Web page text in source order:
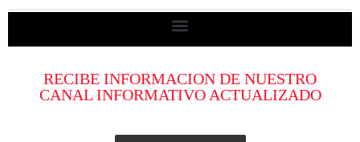
RECIBE INFORMACION DE NUESTRO
CANAL INFORMATIVO ACTUALIZADO